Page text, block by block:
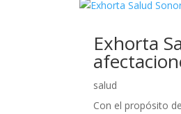
Exhorta
salud
Con el propósito